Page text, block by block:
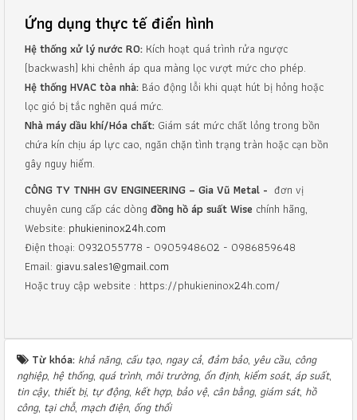
Ứng dụng thực tế điển hình
Hệ thống xử lý nước RO: Kích hoạt quá trình rửa ngược
(backwash) khi chênh áp qua màng lọc vượt mức cho phép.
Hệ thống HVAC tòa nhà: Báo động lỗi khi quạt hút bị hỏng hoặc
lọc gió bị tắc nghẽn quá mức.
Nhà máy dầu khí/Hóa chất: Giám sát mức chất lỏng trong bồn
chứa kín chịu áp lực cao, ngăn chặn tình trạng tràn hoặc cạn bồn
gây nguy hiểm.
CÔNG TY TNHH GV ENGINEERING – Gia Vũ Metal - đơn vị
chuyên cung cấp các dòng đồng hồ áp suất Wise chính hãng,
Website: phukieninox24h.com
Điện thoại: 0932055778 - 0905948602 - 0986859648
Email: giavu.sales1@gmail.com
Hoặc truy cập website : https://phukieninox24h.com/
Từ khóa: khả năng, cấu tạo, ngay cả, đảm bảo, yêu cầu, công
nghiệp, hệ thống, quá trình, môi trường, ổn định, kiểm soát, áp suất,
tin cậy, thiết bị, tự động, kết hợp, bảo vệ, cân bằng, giám sát, hồ
công, tại chỗ, mạch điện, ống thổi